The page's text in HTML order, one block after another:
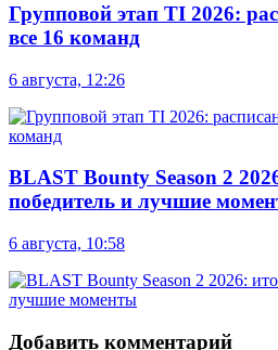
Групповой этап TI 2026:
все 16 команд
6 августа, 12:26
BLAST Bounty Season 2
победитель и лучшие
6 августа, 10:58
Добавить комментарий